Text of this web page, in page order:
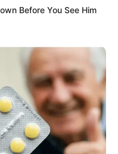
Before You See Him